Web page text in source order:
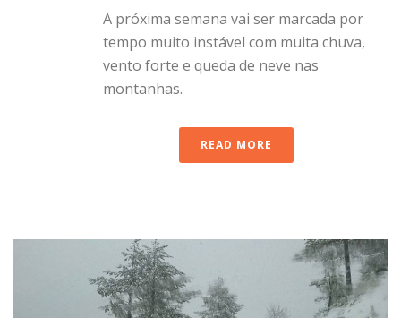
A próxima semana vai ser marcada por
tempo muito instável com muita chuva,
vento forte e queda de neve nas
montanhas.
READ MORE